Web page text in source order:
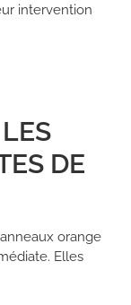
intervention
DE
orange
Elles